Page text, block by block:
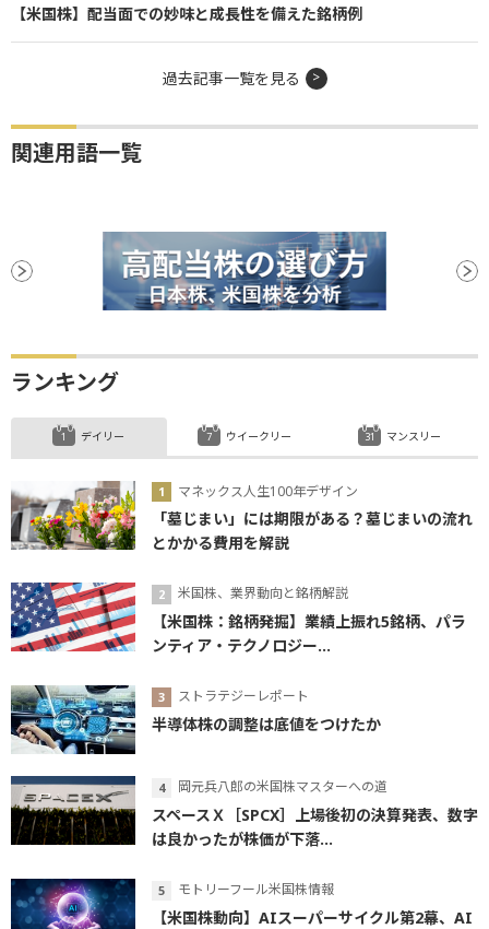
【米国株】配当面での妙味と成長性を備えた銘柄例
過去記事一覧を見る
関連用語一覧
ランキング
デイリー
マネックス人生100年デザイン
「墓じまい」には期限がある？墓じまいの流れ
とかかる費用を解説
米国株、業界動向と銘柄解説
【米国株：銘柄発掘】業績上振れ5銘柄、パラ
ンティア・テクノロジー...
ストラテジーレポート
半導体株の調整は底値をつけたか
岡元兵八郎の米国株マスターへの道
スペースＸ［SPCX］上場後初の決算発表、数字
は良かったが株価が下落...
モトリーフール米国株情報
【米国株動向】AIスーパーサイクル第2幕、AI
ウイークリー マンスリー